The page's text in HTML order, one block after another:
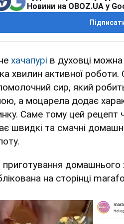
Новини на OBOZ.UA у
хачапурі в духовці
хвилин активної
сир, який
а моцарела додає
Саме тому цей рецепт
швидкі та смачні
приготування домашнього
на сторінці